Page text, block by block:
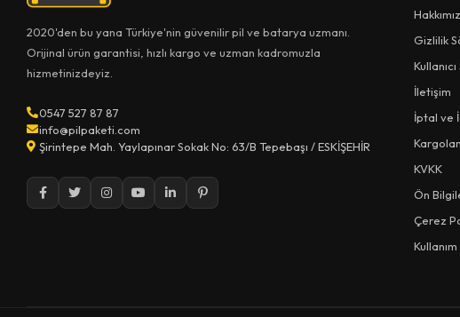
2020'den bu yana Türkiye'nin güvenilir pil ve batarya uzmanı.
Orijinal ürün garantisi, hızlı kargo ve uzman kadromuzla
hizmetinizdeyiz.
0547 527 87 87
info@pilpaketi.com
Şirintepe Mah. Yaylapınar Sokak No: 63/B Tepebaşı / ESKİŞEHİR
Gizlilik
İletişim
İptal ve
KVKK
Ön
Çerez